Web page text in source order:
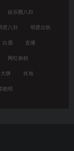
娱乐圈八卦
星八卦 明星出轨
白鹿 直播
网红偷税
牌 肖旭
晓明